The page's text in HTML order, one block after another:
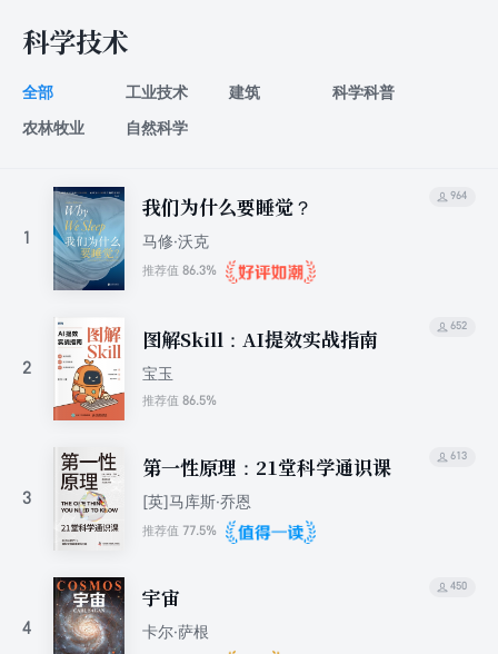
科学技术
全部 工业技术 建筑
科学科普
农林牧业
自然科学
1
我们为什么要睡觉？
马修·沃克
推荐值 86.3%
964
2
图解Skill：AI提效实战指南
宝玉
推荐值 86.5%
652
3
第一性原理：21堂科学通识课
[英]马库斯·乔恩
推荐值 77.5%
613
4
宇宙
卡尔·萨根
450